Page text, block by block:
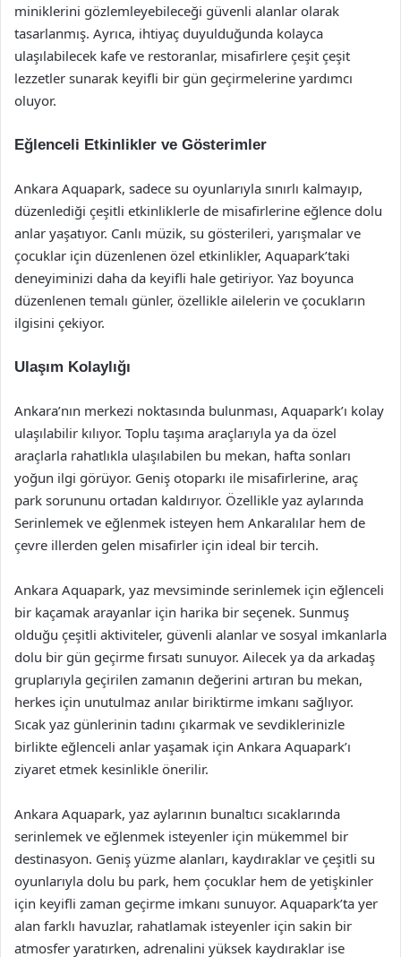
miniklerini gözlemleyebileceği güvenli alanlar olarak
tasarlanmış. Ayrıca, ihtiyaç duyulduğunda kolayca
ulaşılabilecek kafe ve restoranlar, misafirlere çeşit çeşit
lezzetler sunarak keyifli bir gün geçirmelerine yardımcı
oluyor.
Eğlenceli Etkinlikler ve Gösterimler
Ankara Aquapark, sadece su oyunlarıyla sınırlı kalmayıp,
düzenlediği çeşitli etkinliklerle de misafirlerine eğlence dolu
anlar yaşatıyor. Canlı müzik, su gösterileri, yarışmalar ve
çocuklar için düzenlenen özel etkinlikler, Aquapark’taki
deneyiminizi daha da keyifli hale getiriyor. Yaz boyunca
düzenlenen temalı günler, özellikle ailelerin ve çocukların
ilgisini çekiyor.
Ulaşım Kolaylığı
Ankara’nın merkezi noktasında bulunması, Aquapark’ı kolay
ulaşılabilir kılıyor. Toplu taşıma araçlarıyla ya da özel
araçlarla rahatlıkla ulaşılabilen bu mekan, hafta sonları
yoğun ilgi görüyor. Geniş otoparkı ile misafirlerine, araç
park sorununu ortadan kaldırıyor. Özellikle yaz aylarında
Serinlemek ve eğlenmek isteyen hem Ankaralılar hem de
çevre illerden gelen misafirler için ideal bir tercih.
Ankara Aquapark, yaz mevsiminde serinlemek için eğlenceli
bir kaçamak arayanlar için harika bir seçenek. Sunmuş
olduğu çeşitli aktiviteler, güvenli alanlar ve sosyal imkanlarla
dolu bir gün geçirme fırsatı sunuyor. Ailecek ya da arkadaş
gruplarıyla geçirilen zamanın değerini artıran bu mekan,
herkes için unutulmaz anılar biriktirme imkanı sağlıyor.
Sıcak yaz günlerinin tadını çıkarmak ve sevdiklerinizle
birlikte eğlenceli anlar yaşamak için Ankara Aquapark’ı
ziyaret etmek kesinlikle önerilir.
Ankara Aquapark, yaz aylarının bunaltıcı sıcaklarında
serinlemek ve eğlenmek isteyenler için mükemmel bir
destinasyon. Geniş yüzme alanları, kaydıraklar ve çeşitli su
oyunlarıyla dolu bu park, hem çocuklar hem de yetişkinler
için keyifli zaman geçirme imkanı sunuyor. Aquapark’ta yer
alan farklı havuzlar, rahatlamak isteyenler için sakin bir
atmosfer yaratırken, adrenalini yüksek kaydıraklar ise